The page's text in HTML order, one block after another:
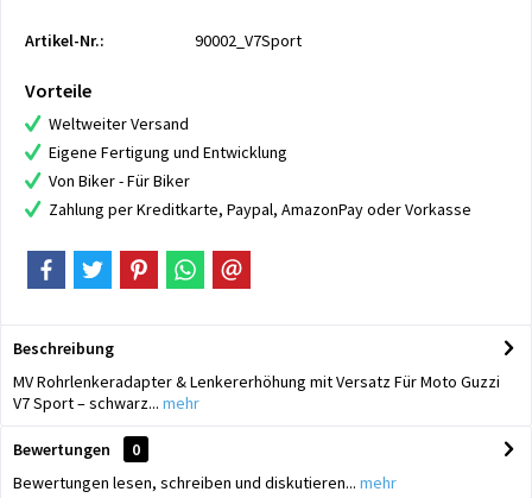
Artikel-Nr.: 90002_V7Sport
Vorteile
Weltweiter Versand
Eigene Fertigung und Entwicklung
Von Biker - Für Biker
Zahlung per Kreditkarte, Paypal, AmazonPay oder Vorkasse
Beschreibung
MV Rohrlenkeradapter & Lenkererhöhung mit Versatz Für Moto Guzzi
V7 Sport – schwarz... mehr
Bewertungen
0
Bewertungen lesen, schreiben und diskutieren... mehr